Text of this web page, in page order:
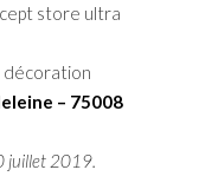
store ultra
décoration
– 75008
juillet 2019.